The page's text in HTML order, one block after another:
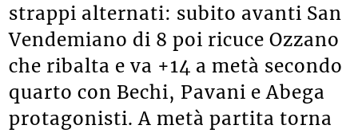
strappi alternati: subito avanti San
Vendemiano di 8 poi ricuce Ozzano
che ribalta e va +14 a metà secondo
quarto con Bechi, Pavani e Abega
protagonisti. A metà partita torna